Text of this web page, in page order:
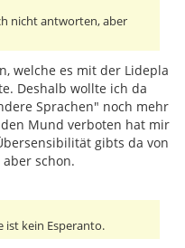
nicht antworten, aber
welche es mit der Lidepla
Deshalb wollte ich da
Sprachen" noch mehr
Mund verboten hat mir
gibts da von
schon.
ist kein Esperanto.